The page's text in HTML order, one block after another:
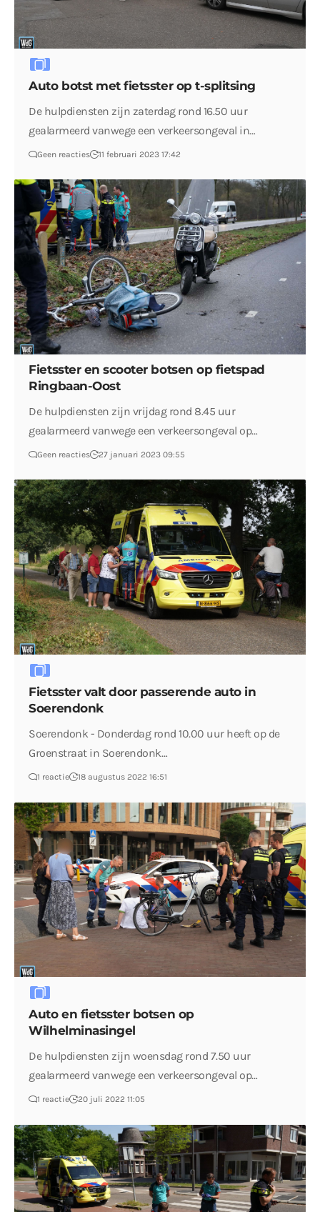
Auto botst met fietsster op t-splitsing
De hulpdiensten zijn zaterdag rond 16.50 uur
gealarmeerd vanwege een verkeersongeval in…
Geen reacties 11 februari 2023 17:42
Fietsster en scooter botsen op fietspad
Ringbaan-Oost
De hulpdiensten zijn vrijdag rond 8.45 uur
gealarmeerd vanwege een verkeersongeval op…
Geen reacties 27 januari 2023 09:55
Fietsster valt door passerende auto in
Soerendonk
Soerendonk - Donderdag rond 10.00 uur heeft op de
Groenstraat in Soerendonk…
1 reactie 18 augustus 2022 16:51
Auto en fietsster botsen op
Wilhelminasingel
De hulpdiensten zijn woensdag rond 7.50 uur
gealarmeerd vanwege een verkeersongeval op…
1 reactie 20 juli 2022 11:05